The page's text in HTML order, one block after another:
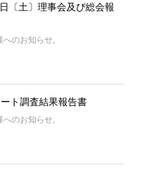
〔土〕理事会及び総会報
へのお知らせ,
ト調査結果報告書
へのお知らせ,